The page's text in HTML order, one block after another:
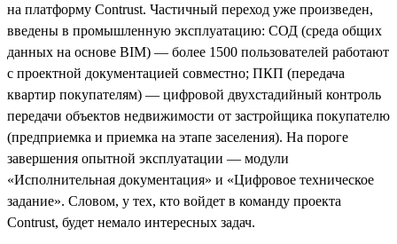
на платформу Contrust. Частичный переход уже произведен,
введены в промышленную эксплуатацию: СОД (среда общих
данных на основе BIM) — более 1500 пользователей работают
с проектной документацией совместно; ПКП (передача
квартир покупателям) — цифровой двухстадийный контроль
передачи объектов недвижимости от застройщика покупателю
(предприемка и приемка на этапе заселения). На пороге
завершения опытной эксплуатации — модули
«Исполнительная документация» и «Цифровое техническое
задание». Словом, у тех, кто войдет в команду проекта
Contrust, будет немало интересных задач.